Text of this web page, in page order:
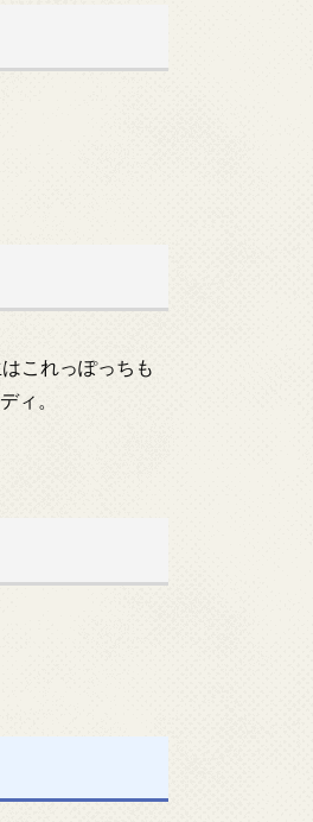
これっぽっちも
ィ。